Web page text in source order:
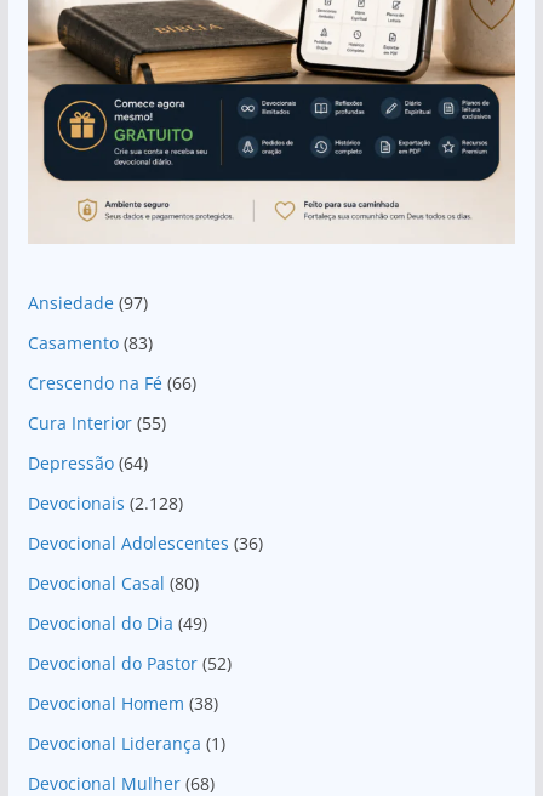
Ansiedade(97)
Casamento(83)
Crescendo na Fé(66)
Cura Interior(55)
Depressão(64)
Devocionais (2.128)
Devocional Adolescentes (36)
Devocional Casal (80)
Devocional do Dia (49)
Devocional do Pastor(52)
Devocional Homem (38)
Devocional Liderança (1)
Devocional Mulher(68)